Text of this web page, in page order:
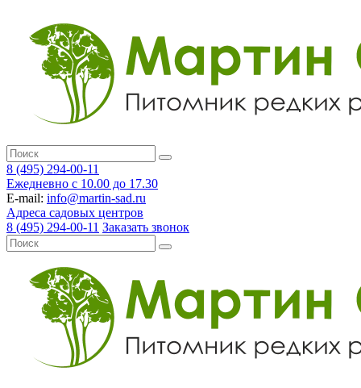
8 (495) 294-00-11
Ежедневно с 10.00 до 17.30
E-mail: info@martin-sad.ru
Адреса садовых центров
8 (495) 294-00-11 Заказать звонок